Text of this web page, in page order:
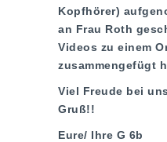
Kopfhörer)
an Frau Roth
Videos zu einem
zusammengefügt
Viel Freude bei
Gruß!!
Eure/ Ihre G 6b